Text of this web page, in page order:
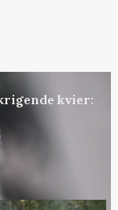
kvier: